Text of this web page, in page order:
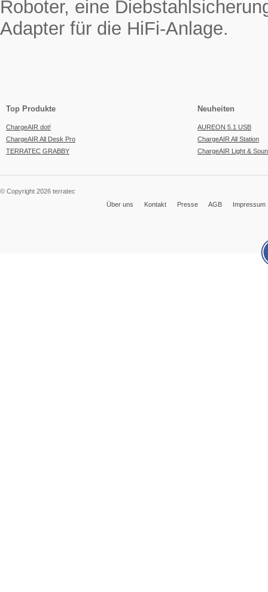
Roboter, eine
Adapter für die HiFi-Anlage.
Top Produkte
ChargeAIR dot!
ChargeAIR All Desk Pro
TERRATEC GRABBY
Neuheiten
AUREON 5.1 USB
ChargeAIR All Station
ChargeAIR Light &
© Copyright 2026 terratec
Über uns
Kontakt Presse AGB Impressum